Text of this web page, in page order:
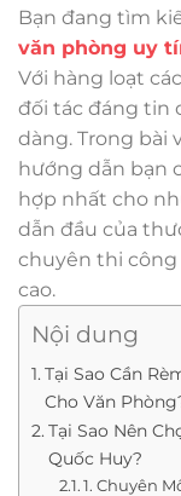
Bạn đang tìm
văn phòng uy
Với hàng loạt
đối tác đáng tin
dàng. Trong bài
hướng dẫn bạn
hợp nhất cho
dẫn đầu của
chuyên thi
cao.
Nội dung
Tại Sao Cần
Cho Văn
Tại Sao Nên
Quốc Huy?
1. Chuyên